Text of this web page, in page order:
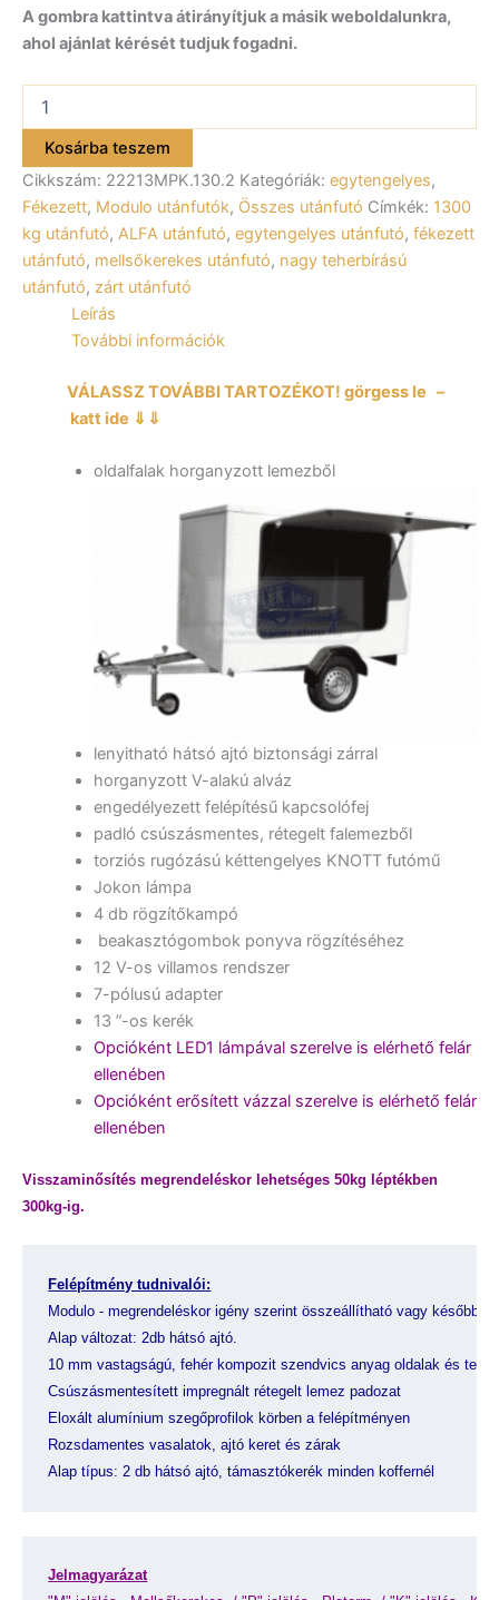
A gombra kattintva átirányítjuk a másik weboldalunkra,
ahol ajánlat kérését tudjuk fogadni.
Modulo
22213MPK.130.2
egytengelyes
2,18×1,32m
méretű,
1300kg,
fékezett
zárt
utánfutó,
ajtóval,
Kosárba teszem
Cikkszám: 22213MPK.130.2 Kategóriák: egytengelyes,
Fékezett, Modulo utánfutók, Összes utánfutó Címkék: 1300
kg utánfutó, ALFA utánfutó, egytengelyes utánfutó, fékezett
utánfutó, mellsőkerekes utánfutó, nagy teherbírású
utánfutó, zárt utánfutó
Leírás
További információk
VÁLASSZ TOVÁBBI TARTOZÉKOT! görgess le –
katt ide ⇓⇓
oldalfalak horganyzott lemezből
lenyitható hátsó ajtó biztonsági zárral
horganyzott V-alakú alváz
engedélyezett felépítésű kapcsolófej
padló csúszásmentes, rétegelt falemezből
torziós rugózású kéttengelyes KNOTT futómű
Jokon lámpa
4 db rögzítőkampó
beakasztógombok ponyva rögzítéséhez
12 V-os villamos rendszer
7-pólusú adapter
13 ”-os kerék
Opcióként LED1 lámpával szerelve is elérhető felár
ellenében
Opcióként erősített vázzal szerelve is elérhető felár
ellenében
Visszaminősítés megrendeléskor lehetséges 50kg léptékben
300kg-ig.
Felépítmény tudnivalói:
Modulo - megrendeléskor igény szerint összeállítható vagy később
Alap változat: 2db hátsó ajtó.
10 mm vastagságú, fehér kompozit szendvics anyag oldalak és tető
Csúszásmentesített impregnált rétegelt lemez padozat
Eloxált alumínium szegőprofilok körben a felépítményen
Rozsdamentes vasalatok, ajtó keret és zárak
Alap típus: 2 db hátsó ajtó, támasztókerék minden koffernél
Jelmagyarázat